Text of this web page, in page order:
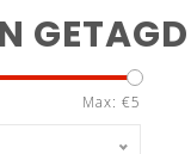
Max: €5